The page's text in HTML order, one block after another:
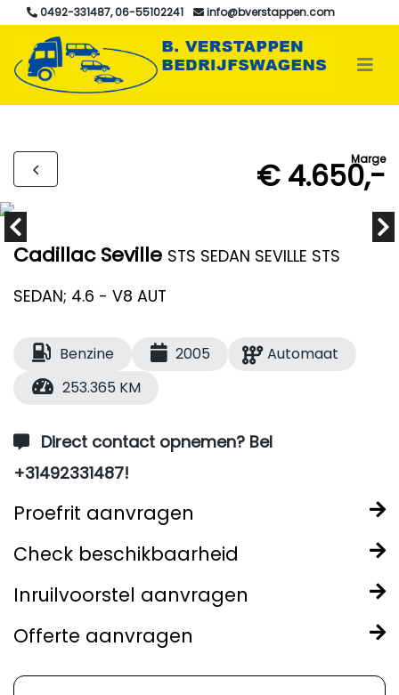
0492-331487, 06-55102241 info@bverstappen.com
Marge
€ 4.650,-
Cadillac Seville STS SEDAN SEVILLE STS
SEDAN; 4.6 - V8 AUT
Benzine 2005
Automaat
253.365 KM
Direct contact opnemen? Bel
+31492331487!
Proefrit aanvragen
Check beschikbaarheid
Inruilvoorstel aanvragen
Offerte aanvragen